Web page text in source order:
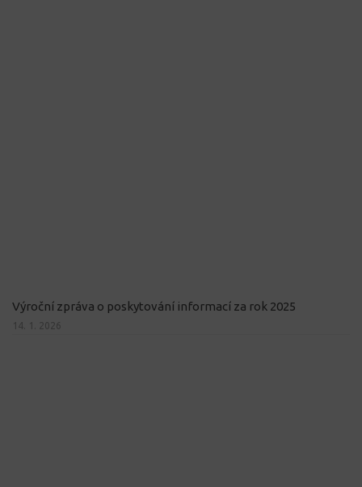
Výroční zpráva o poskytování informací za rok 2025
14. 1. 2026